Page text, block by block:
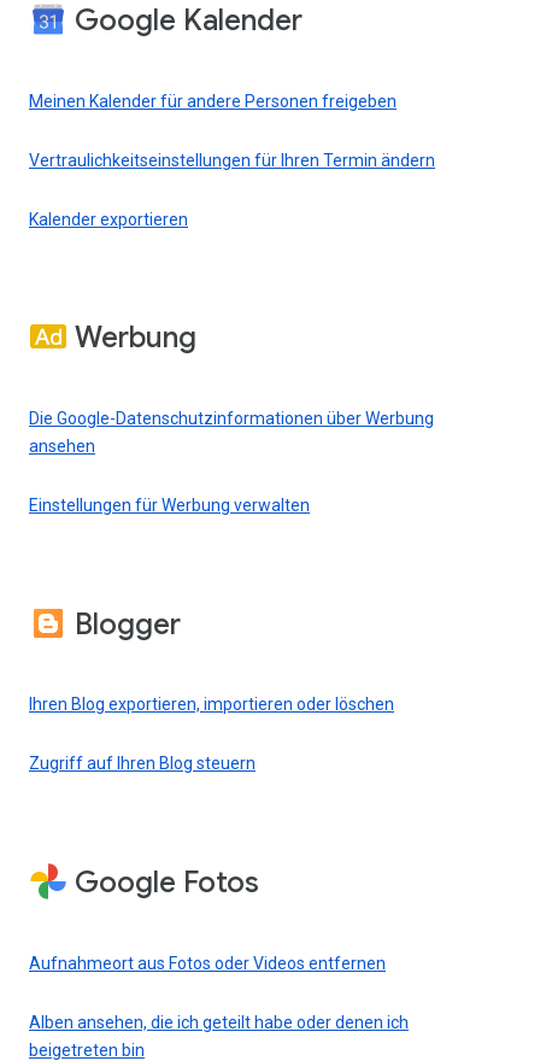
Google Kalender
Meinen Kalender für andere Personen freigeben
Vertraulichkeitseinstellungen für Ihren Termin ändern
Kalender exportieren
Werbung
Die Google-Datenschutzinformationen über Werbung
ansehen
Einstellungen für Werbung verwalten
Blogger
Ihren Blog exportieren, importieren oder löschen
Zugriff auf Ihren Blog steuern
Google Fotos
Aufnahmeort aus Fotos oder Videos entfernen
Alben ansehen, die ich geteilt habe oder denen ich
beigetreten bin